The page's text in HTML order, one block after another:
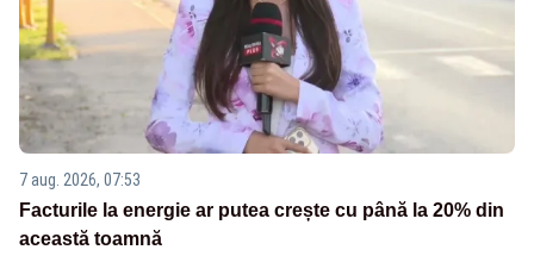
7 aug. 2026, 07:53
Facturile la energie ar putea crește cu până la 20% din
această toamnă